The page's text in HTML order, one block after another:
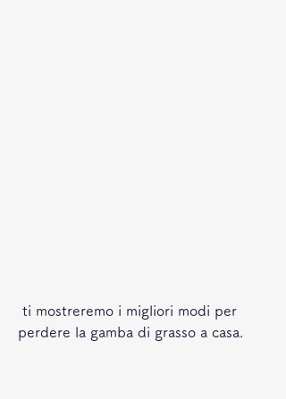
perdere la gamba di grasso a casa.